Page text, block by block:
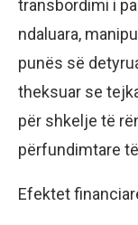
transbordimi i
ndaluara,
punës së
theksuar se
për shkelje të
përfundimtare
Efektet